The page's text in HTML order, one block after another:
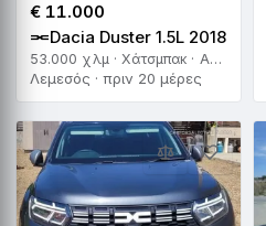
€ 11.000
Dacia Duster 1.5L 2018
53.000 χλμ · Χάτσμπακ · Αυτόματο
Λεμεσός · πριν 20 μέρες